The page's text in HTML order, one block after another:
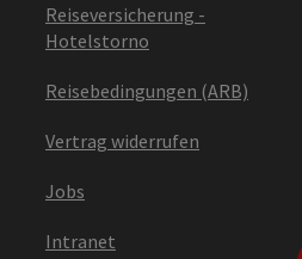
Reiseversicherung -
Hotelstorno
Reisebedingungen (ARB)
Vertrag widerrufen
Jobs
Intranet